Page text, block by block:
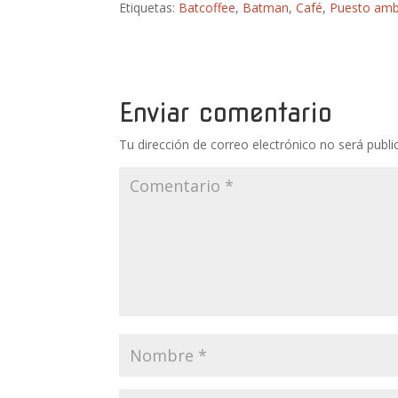
Etiquetas: Batcoffee, Batman,Café, Puesto
Enviar comentario
Tu dirección de correo electrónico no será